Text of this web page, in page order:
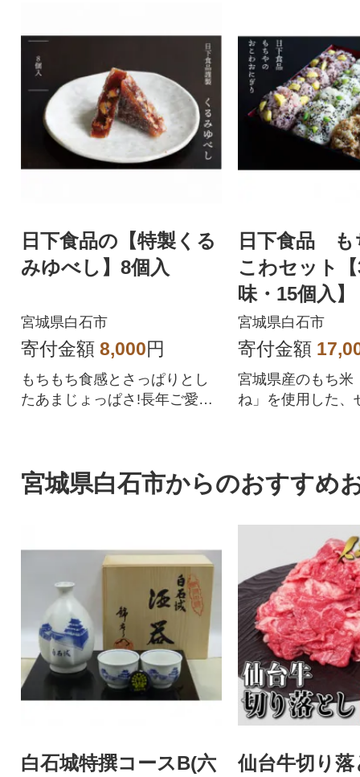
日下食品の【特製くる
みゆべし】8個入
宮城県白石市
寄付金額 8,000円
もちもち食感とさっぱりとし
たあまじょっぱさ!長年ご愛顧
日下食品 も
こわセット
味・15個入】
宮城県白石市
寄付金額
宮城県産のもち米
ね」を使用した、
宮城県白石市からのおすすめ
白石城特撰コースB(六
仙台牛切り